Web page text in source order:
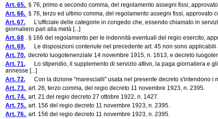
Art. 65. § 76, primo e secondo comma, del regolamento assegni fissi,
Art. 66. § 76, terzo ed ultimo comma, del regolamento assegni fissi, approvato
Art. 67. L'ufficiale delle categorie in congedo che, essendo chiamato in
giornaliero pari alla metà [...]
Art. 68 . § 166 del regolamento per le indennità eventuali del regio esercito,
Art. 69. Le disposizioni contenute nel precedente art. 45 non sono applicabili
Art. 70. decreto luogotenenziale 14 novembre 1915, n. 1613, e decreto
Art. 71. Lo stipendio, il supplemento di servizio attivo, la paga giornaliera e gli
annesse [...]
Art. 72. Con la dizione "marescialli" usata nel presente decreto s'intendono i
Art. 73. art. 26, terzo comma, del regio decreto 11 novembre 1923, n. 2395.
Art. 74. art. 21 del regio decreto 27 ottobre 1922, n. 1427.
Art. 75. art. 156 del regio decreto 11 novembre 1923, n. 2395.
Art. 76. art. 156 del regio decreto 11 novembre 1923, n. 2395.